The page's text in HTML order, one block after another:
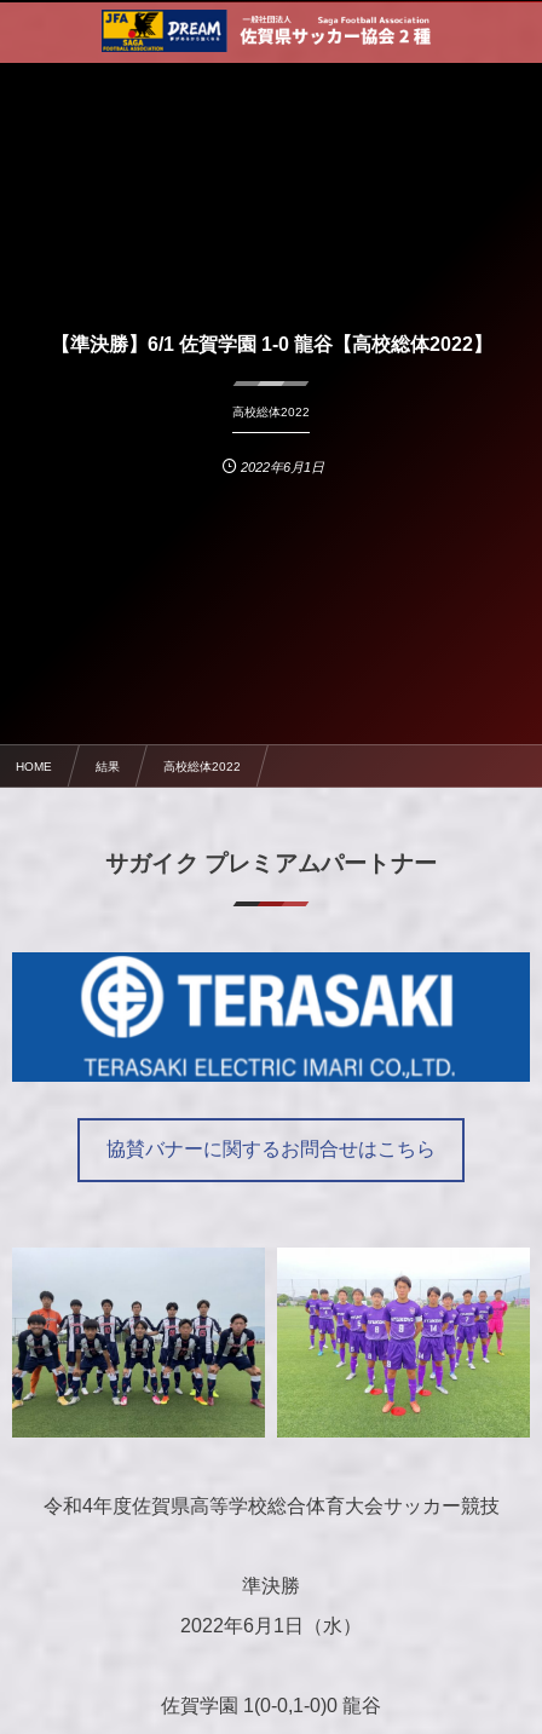
【準決勝】6/1 佐賀学園 1-0 龍谷【高校総体2022】
高校総体2022
2022年6月1日
HOME 結果 高校総体2022
サガイク プレミアムパートナー
協賛バナーに関するお問合せはこちら
令和4年度佐賀県高等学校総合体育大会サッカー競技
準決勝
2022年6月1日（水）
佐賀学園 1(0-0,1-0)0 龍谷